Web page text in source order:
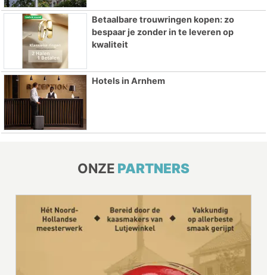
Betaalbare trouwringen kopen: zo
bespaar je zonder in te leveren op
kwaliteit
Hotels in Arnhem
ONZE PARTNERS